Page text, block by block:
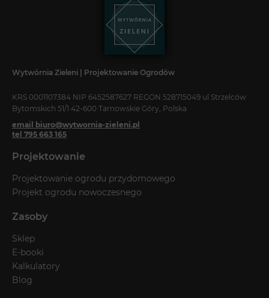
Wytwórnia Zieleni | Projektowanie Ogrodów
KRS 0001107384 NIP 6452587627 REGON 528715049 ul Strzelców
Bytomskich 51/1 42-600 Tarnowskie Góry, Polska
email biuro@wytwornia-zieleni.pl
tel 795 663 165
Projektowanie
Projektowanie ogrodu przydomowego
Projekt ogrodu nowoczesnego
Zasoby
Sklep
E-booki
Kalkulatory
Blog